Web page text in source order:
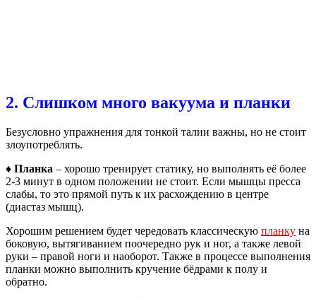
2. Слишком много вакуума и планки
Безусловно упражнения для тонкой талии важны, но не стоит
злоупотреблять.
♦ Планка – хорошо тренирует статику, но выполнять её более
2-3 минут в одном положении не стоит. Если мышцы пресса
слабы, то это прямой путь к их расхождению в центре
(диастаз мышц).
Хорошим решением будет чередовать классическую планку на
боковую, вытягиванием поочередно рук и ног, а также левой
руки – правой ноги и наоборот. Также в процессе выполнения
планки можно выполнить кручение бёдрами к полу и
обратно.